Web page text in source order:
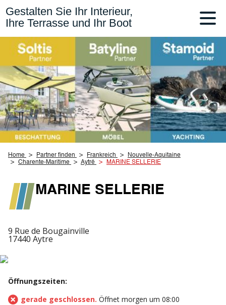
Gestalten Sie Ihr Interieur,
Ihre Terrasse und Ihr Boot
Home Partner finden Frankreich
Nouvelle-Aquitaine
Charente-Maritime
Aytré MARINE SELLERIE
MARINE SELLERIE
9 Rue de Bougainville
17440 Aytre
Öffnungszeiten:
gerade geschlossen. Öffnet morgen um 08:00